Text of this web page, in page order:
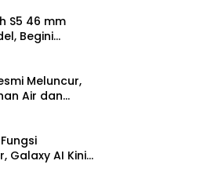
S5 46 mm
Begini
Meluncur,
Air dan
Galaxy AI Kini
Layar